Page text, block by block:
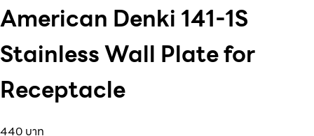
American Denki 141-1S
Stainless Wall Plate for
Receptacle
440 บาท